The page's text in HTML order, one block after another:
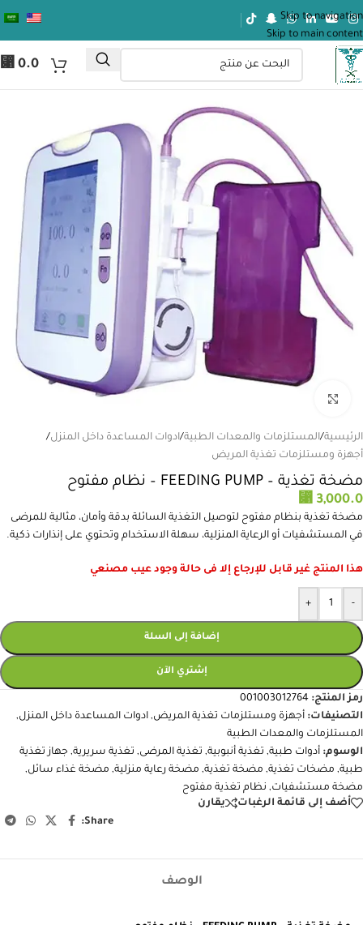
Skip to navigation
Skip to main content
⃁0.0
الرئيسية/المستلزمات والمعدات الطبية/ادوات المساعدة داخل المنزل/
أجهزة ومستلزمات تغذية المريض
مضخة تغذية – FEEDING PUMP – نظام مفتوح
⃁ 3,000.0
مضخة تغذية بنظام مفتوح لتوصيل التغذية السائلة بدقة وأمان، مثالية للمرضى
في المستشفيات أو الرعاية المنزلية، سهلة الاستخدام وتحتوي على إنذارات ذكية.
هذا المنتج غير قابل للإرجاع إلا فى حالة وجود عيب مصنعي
-
+
إضافة إلى السلة
إشتري الآن
رمز المنتج: 001003012764
التصنيفات: أجهزة ومستلزمات تغذية المريض, ادوات المساعدة داخل المنزل,
المستلزمات والمعدات الطبية
الوسوم: أدوات طبية, تغذية أنبوبية, تغذية المرضى, تغذية سريرية, جهاز تغذية
طبية, مضخات تغذية, مضخة تغذية, مضخة رعاية منزلية, مضخة غذاء سائل,
مضخة مستشفيات, نظام تغذية مفتوح
أضف إلى قائمة الرغبات
يقارن
Share:
الوصف